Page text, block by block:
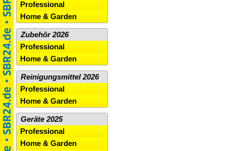
Professional
Home & Garden
Zubehör 2026
Professional
Home & Garden
Reinigungsmittel 2026
Professional
Home & Garden
Geräte 2025
Professional
Home & Garden